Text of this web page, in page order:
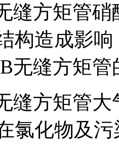
方矩管硝
构造成影
无缝方矩
方矩管大
氯化物及